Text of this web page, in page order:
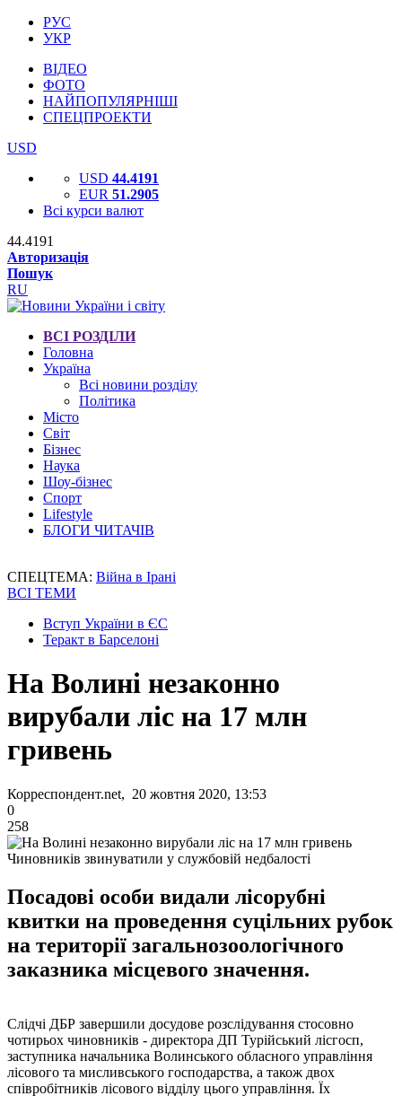
РУС
УКР
ВІДЕО
ФОТО
НАЙПОПУЛЯРНІШІ
СПЕЦПРОЕКТИ
USD
USD 44.4191
EUR 51.2905
Всі курси валют
44.4191
Авторизація
Пошук
RU
ВСІ РОЗДІЛИ
Головна
Україна
Всі новини розділу
Політика
Місто
Світ
Бізнес
Наука
Шоу-бізнес
Спорт
Lifestyle
БЛОГИ ЧИТАЧІВ
СПЕЦТЕМА: Війна в Ірані
ВСІ ТЕМИ
Вступ України в ЄС
Теракт в Барселоні
На Волині незаконно
вирубали ліс на 17 млн ​​
гривень
Корреспондент.net, 20 жовтня 2020, 13:53
0
258
Чиновників звинуватили у службовій недбалості
Посадові особи видали лісорубні
квитки на проведення суцільних рубок
на території загальнозоологічного
заказника місцевого значення.
Слідчі ДБР завершили досудове розслідування стосовно
чотирьох чиновників - директора ДП Турійський лісгосп,
заступника начальника Волинського обласного управління
лісового та мисливського господарства, а також двох
співробітників лісового відділу цього управління. Їх